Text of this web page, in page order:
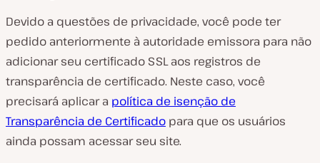
Devido a questões de privacidade, você pode ter
pedido anteriormente à autoridade emissora para não
adicionar seu certificado SSL aos registros de
transparência de certificado. Neste caso, você
precisará aplicar a política de isenção de
Transparência de Certificado para que os usuários
ainda possam acessar seu site.